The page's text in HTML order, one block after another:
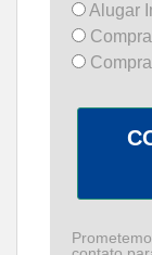
Alugar